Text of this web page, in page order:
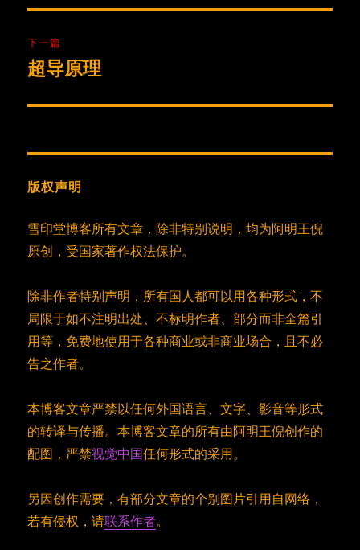
航
文
章：
下一篇
下
文
超导原理
版权声明
雪印堂博客所有文章，除非特别说明，均为阿明王倪
原创，受国家著作权法保护。
除非作者特别声明，所有国人都可以用各种形式，不
局限于如不注明出处、不标明作者、部分而非全篇引
用等，免费地使用于各种商业或非商业场合，且不必
告之作者。
本博客文章严禁以任何外国语言、文字、影音等形式
的转译与传播。本博客文章的所有由阿明王倪创作的
配图，严禁视觉中国任何形式的采用。
另因创作需要，有部分文章的个别图片引用自网络，
若有侵权，请联系作者。